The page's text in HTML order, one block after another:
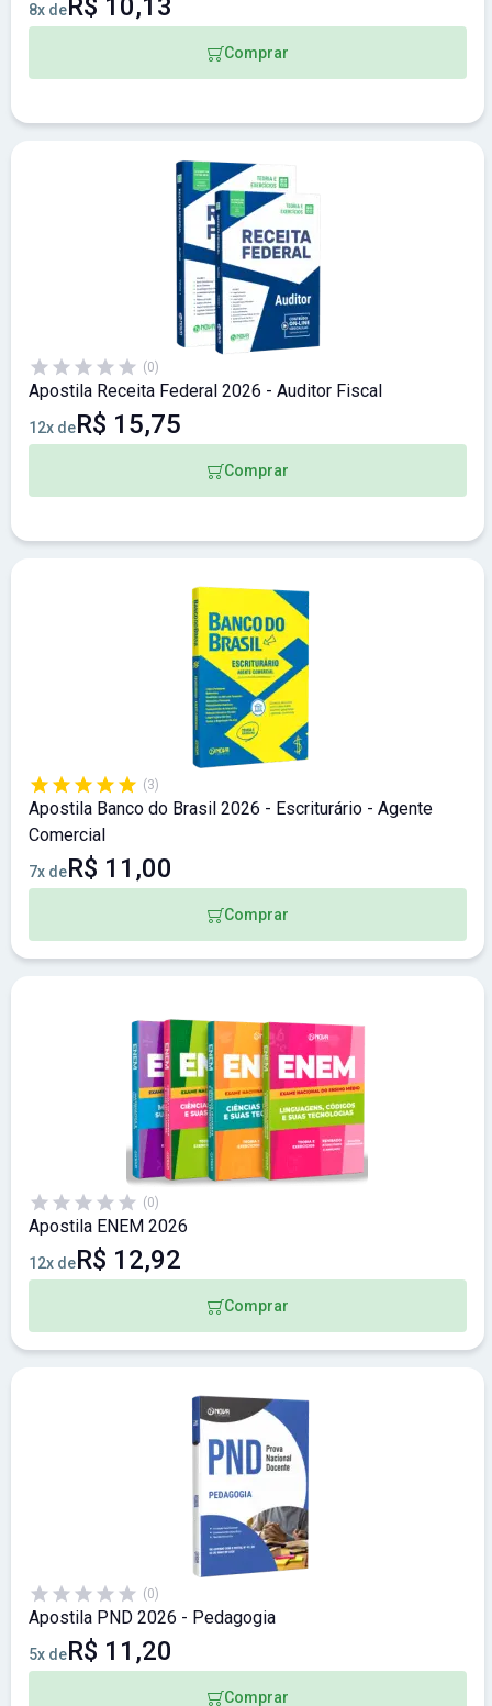
8x deR$ 10,13
Comprar
(0)
Apostila Receita Federal 2026 - Auditor Fiscal
12x deR$ 15,75
Comprar
(3)
Apostila Banco do Brasil 2026 - Escriturário - Agente
Comercial
7x deR$ 11,00
Comprar
(0)
Apostila ENEM 2026
12x deR$ 12,92
Comprar
(0)
Apostila PND 2026 - Pedagogia
5x deR$ 11,20
Comprar